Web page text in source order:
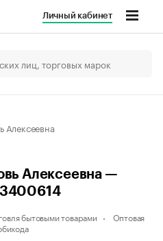
Личный кабинет
Алексеевна
Алексеевна —
бытовыми товарами
Оптовая